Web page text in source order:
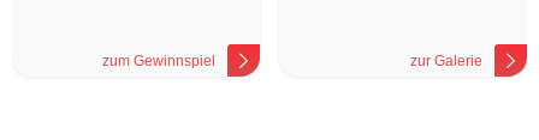
zum Gewinnspiel zur Galerie